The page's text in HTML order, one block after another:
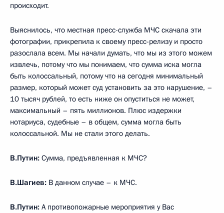
происходит.
Выяснилось, что местная пресс-служба МЧС скачала эти
фотографии, прикрепила к своему пресс-релизу и просто
разослала всем. Мы начали думать, что мы из этого можем
извлечь, потому что мы понимаем, что сумма иска могла
быть колоссальный, потому что на сегодня минимальный
размер, который может суд установить за это нарушение, –
10 тысяч рублей, то есть ниже он опуститься не может,
максимальный – пять миллионов. Плюс издержки
нотариуса, судебные – в общем, сумма могла быть
колоссальной. Мы не стали этого делать.
В.Путин: Сумма, предъявленная к МЧС?
В.Шагиев: В данном случае – к МЧС.
В.Путин: А противопожарные мероприятия у Вас